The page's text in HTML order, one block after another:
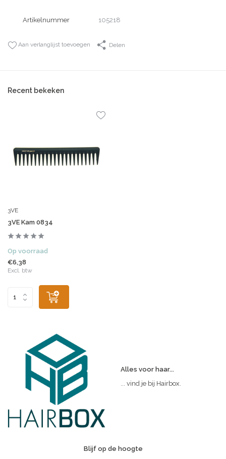
Artikelnummer 105218
Aan verlanglijst toevoegen Delen
Recent bekeken
3VE
3VE Kam 0834
Op voorraad
€6,38
Excl. btw
Alles voor haar...
... vind je bij Hairbox.
Blijf op de hoogte